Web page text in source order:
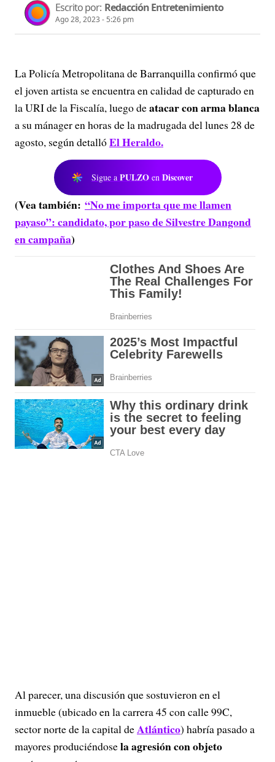
Escrito por: Redacción Entretenimiento
Ago 28, 2023 - 5:26 pm
La Policía Metropolitana de Barranquilla confirmó que
el joven artista se encuentra en calidad de capturado en
la URI de la Fiscalía, luego deatacar con arma blanca
a su mánager en horas de la madrugada del lunes 28 de
agosto, según detallóEl Heraldo.
Sigue a PULZO en Discover
(Vea también: “No me importa que me llamen
payaso”: candidato, por paso de Silvestre Dangond
en campaña)
Al parecer, una discusión que sostuvieron en el
inmueble (ubicado en la carrera 45 con calle 99C,
sector norte de la capital deAtlántico) habría pasado a
mayores produciéndosela agresión con objeto